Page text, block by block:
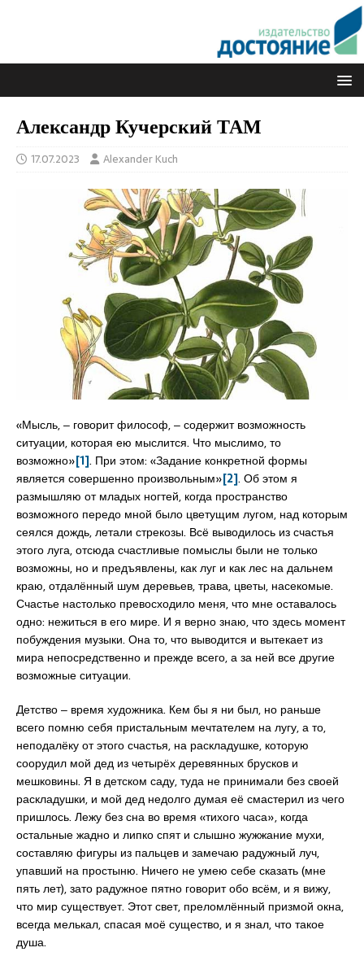
Александр Кучерский ТАМ
17.07.2023 Alexander Kuch
«Мысль, ‒ говорит философ, ‒ содержит возможность
ситуации, которая ею мыслится. Что мыслимо, то
возможно»[1]. При этом: «Задание конкретной формы
является совершенно произвольным»[2]. Об этом я
размышляю от младых ногтей, когда пространство
возможного передо мной было цветущим лугом, над которым
сеялся дождь, летали стрекозы. Всё выводилось из счастья
этого луга, отсюда счастливые помыслы были не только
возможны, но и предъявлены, как луг и как лес на дальнем
краю, отдалённый шум деревьев, трава, цветы, насекомые.
Счастье настолько превосходило меня, что мне оставалось
одно: нежиться в его мире. И я верно знаю, что здесь момент
побуждения музыки. Она то, что выводится и вытекает из
мира непосредственно и прежде всего, а за ней все другие
возможные ситуации.
Детство ‒ время художника. Кем бы я ни был, но раньше
всего помню себя пристальным мечтателем на лугу, а то,
неподалёку от этого счастья, на раскладушке, которую
соорудил мой дед из четырёх деревянных брусков и
мешковины. Я в детском саду, туда не принимали без своей
раскладушки, и мой дед недолго думая её смастерил из чего
пришлось. Лежу без сна во время «тихого часа», когда
остальные жадно и липко спят и слышно жужжание мухи,
составляю фигуры из пальцев и замечаю радужный луч,
упавший на простыню. Ничего не умею себе сказать (мне
пять лет), зато радужное пятно говорит обо всём, и я вижу,
что мир существует. Этот свет, преломлённый призмой окна,
всегда мелькал, спасая моё существо, и я знал, что такое
душа.